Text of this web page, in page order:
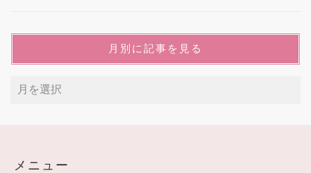
月別に記事を見る
メニュー